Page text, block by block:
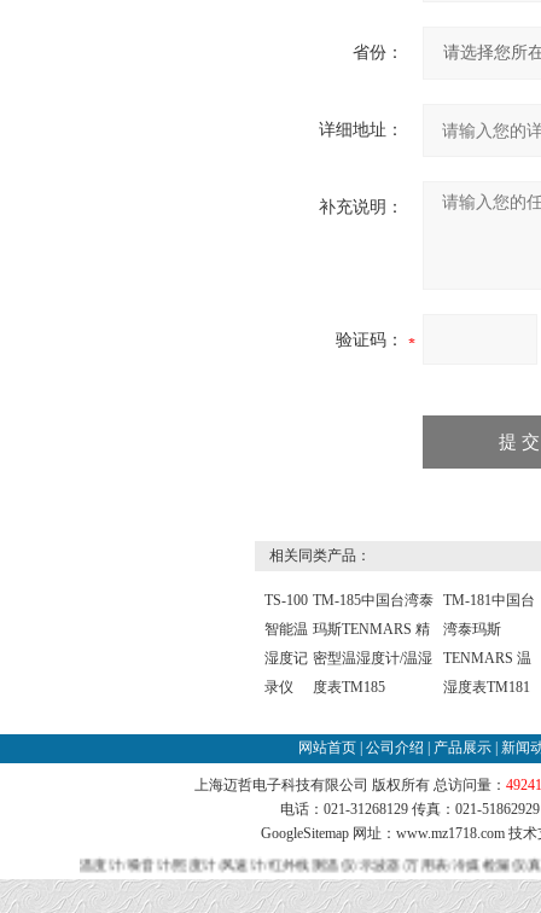
省份：
详细地址：
补充说明：
验证码：
相关同类产品：
TS-100
智能温
湿度记
录仪
TM-185中国台湾泰
玛斯TENMARS 精
密型温湿度计/温湿
度表TM185
TM-181中国台
湾泰玛斯
TENMARS 温
湿度表TM181
网站首页 公司介绍 产品展示 新闻
上海迈哲电子科技有限公司 版权所有 总访问量：
电话：021-31268129 传真：021-
GoogleSitemap网址：www.mz1718.com 技
温度计/噪音计/照度计/风速计/红外线测温仪/示波器/万用表/冷媒检漏仪